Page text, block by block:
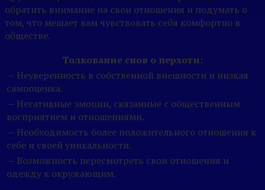
обратить внимание на свои отношения и подумать о
том, что мешает вам чувствовать себя комфортно в
обществе.
Толкование снов о перхоти:
— Неуверенность в собственной внешности и низкая
самооценка.
— Негативные эмоции, связанные с общественным
восприятием и отношениями.
— Необходимость более положительного отношения к
себе и своей уникальности.
— Возможность пересмотреть свои отношения и
одежду к окружающим.